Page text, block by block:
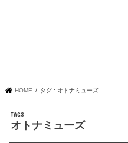
HOME タグ : オトナミューズ
オトナミューズ